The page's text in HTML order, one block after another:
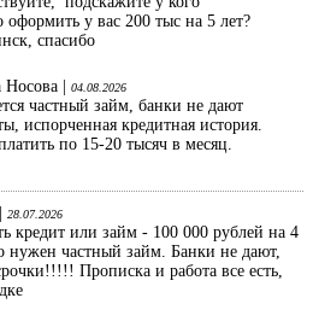
у вас 200 тыс на 5 лет?
спасибо
| 04.08.2026
частный займ, банки не дают
испорченная кредитная история.
по 15-20 тысяч в месяц.
28.07.2026
кредит или займ - 100 000 рублей на 4
нужен частный займ. Банки не дают,
Прописка и работа все есть,